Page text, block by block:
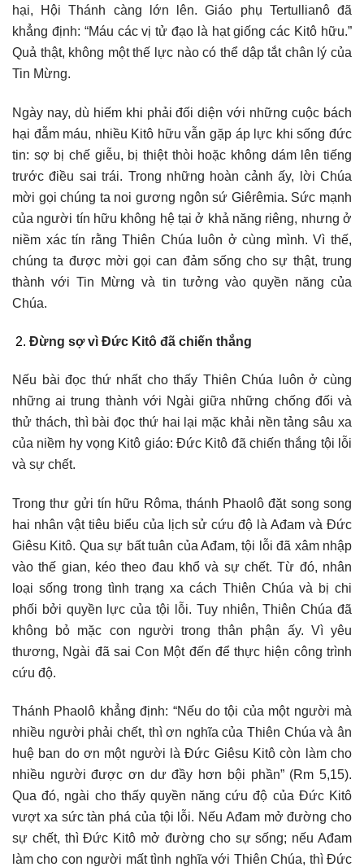
hại, Hội Thánh càng lớn lên. Giáo phụ Tertullianô đã
khẳng định: “Máu các vị tử đạo là hạt giống các Kitô hữu.”
Quả thật, không một thế lực nào có thể dập tắt chân lý của
Tin Mừng.
Ngày nay, dù hiếm khi phải đối diện với những cuộc bách
hại đẫm máu, nhiều Kitô hữu vẫn gặp áp lực khi sống đức
tin: sợ bị chế giễu, bị thiệt thòi hoặc không dám lên tiếng
trước điều sai trái. Trong những hoàn cảnh ấy, lời Chúa
mời gọi chúng ta noi gương ngôn sứ Giêrêmia. Sức mạnh
của người tín hữu không hệ tại ở khả năng riêng, nhưng ở
niềm xác tín rằng Thiên Chúa luôn ở cùng mình. Vì thế,
chúng ta được mời gọi can đảm sống cho sự thật, trung
thành với Tin Mừng và tin tưởng vào quyền năng của
Chúa.
Đừng sợ vì Đức Kitô đã chiến thắng
Nếu bài đọc thứ nhất cho thấy Thiên Chúa luôn ở cùng
những ai trung thành với Ngài giữa những chống đối và
thử thách, thì bài đọc thứ hai lại mặc khải nền tảng sâu xa
của niềm hy vọng Kitô giáo: Đức Kitô đã chiến thắng tội lỗi
và sự chết.
Trong thư gửi tín hữu Rôma, thánh Phaolô đặt song song
hai nhân vật tiêu biểu của lịch sử cứu độ là Ađam và Đức
Giêsu Kitô. Qua sự bất tuân của Ađam, tội lỗi đã xâm nhập
vào thế gian, kéo theo đau khổ và sự chết. Từ đó, nhân
loại sống trong tình trạng xa cách Thiên Chúa và bị chi
phối bởi quyền lực của tội lỗi. Tuy nhiên, Thiên Chúa đã
không bỏ mặc con người trong thân phận ấy. Vì yêu
thương, Ngài đã sai Con Một đến để thực hiện công trình
cứu độ.
Thánh Phaolô khẳng định: “Nếu do tội của một người mà
nhiều người phải chết, thì ơn nghĩa của Thiên Chúa và ân
huệ ban do ơn một người là Đức Giêsu Kitô còn làm cho
nhiều người được ơn dư đầy hơn bội phần” (Rm 5,15).
Qua đó, ngài cho thấy quyền năng cứu độ của Đức Kitô
vượt xa sức tàn phá của tội lỗi. Nếu Ađam mở đường cho
sự chết, thì Đức Kitô mở đường cho sự sống; nếu Ađam
làm cho con người mất tình nghĩa với Thiên Chúa, thì Đức